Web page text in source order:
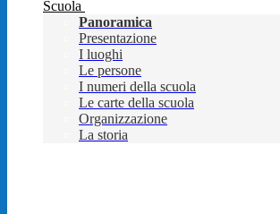
Scuola
Panoramica
Presentazione
I luoghi
Le persone
I numeri della scuola
Le carte della scuola
Organizzazione
La storia